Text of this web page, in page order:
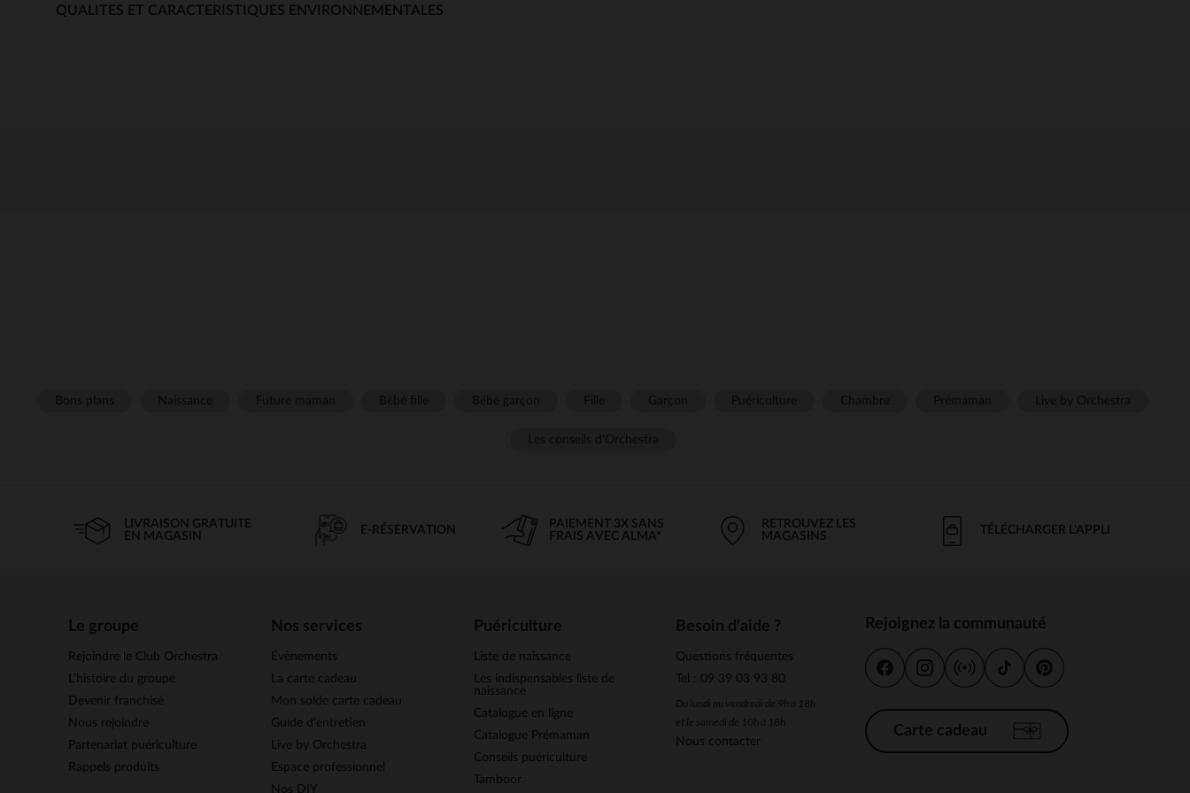
QUALITES ET CARACTERISTIQUES ENVIRONNEMENTALES
LIVRAISON GRATUITE
EN MAGASIN
E-RÉSERVATION
PAIEMENT 3X SANS
FRAIS AVEC ALMA*
RETROUVEZ LES
MAGASINS
TÉLÉCHARGER L'APPLI
Le groupe
Rejoindre le Club Orchestra
L’histoire du groupe
Devenir franchisé
Nous rejoindre
Partenariat puériculture
Rappels produits
Nos services
Évènements
La carte cadeau
Mon solde carte cadeau
Guide d'entretien
Live by Orchestra
Espace professionnel
Nos DIY
Puériculture
Liste de naissance
Les indispensables liste de
naissance
Catalogue en ligne
Catalogue Prémaman
Conseils puériculture
Tamboor
Besoin d'aide ?
Questions fréquentes
Tel : 09 39 03 93 80
Du lundi au vendredi de 9h à 18h
et le samedi de 10h à 18h
Nous contacter
Rejoignez la communauté
Carte cadeau